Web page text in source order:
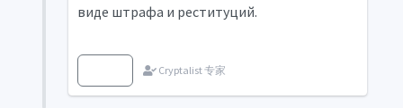
виде штрафа и реституций.
Cryptalist 专家